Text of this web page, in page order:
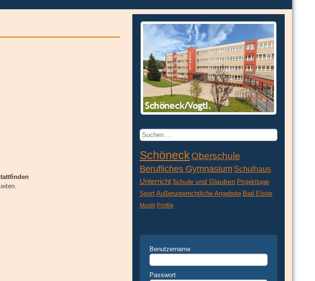
Suchen
Schöneck Oberschule
Berufliches Gymnasium Schulhaus
Unterricht Schule und Glauben Projekttage
Sport Außerunterrichtliche Angebote Bad Elster
Musik Profile
Benutzername
Passwort